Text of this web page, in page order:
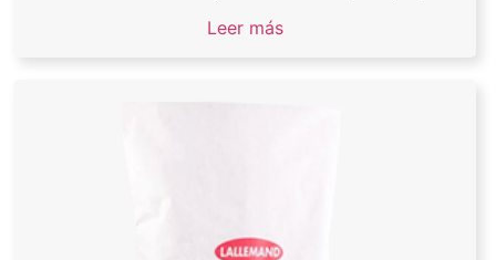
Leer más